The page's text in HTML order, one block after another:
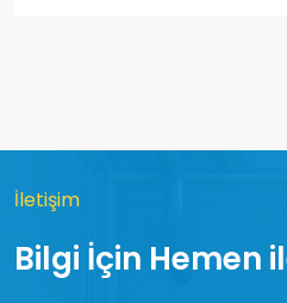
İletişim
Bilgi İçin Hemen